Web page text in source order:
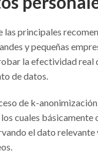
las principales
y pequeñas
la efectividad real
de datos.
de k-
cuales
el dato